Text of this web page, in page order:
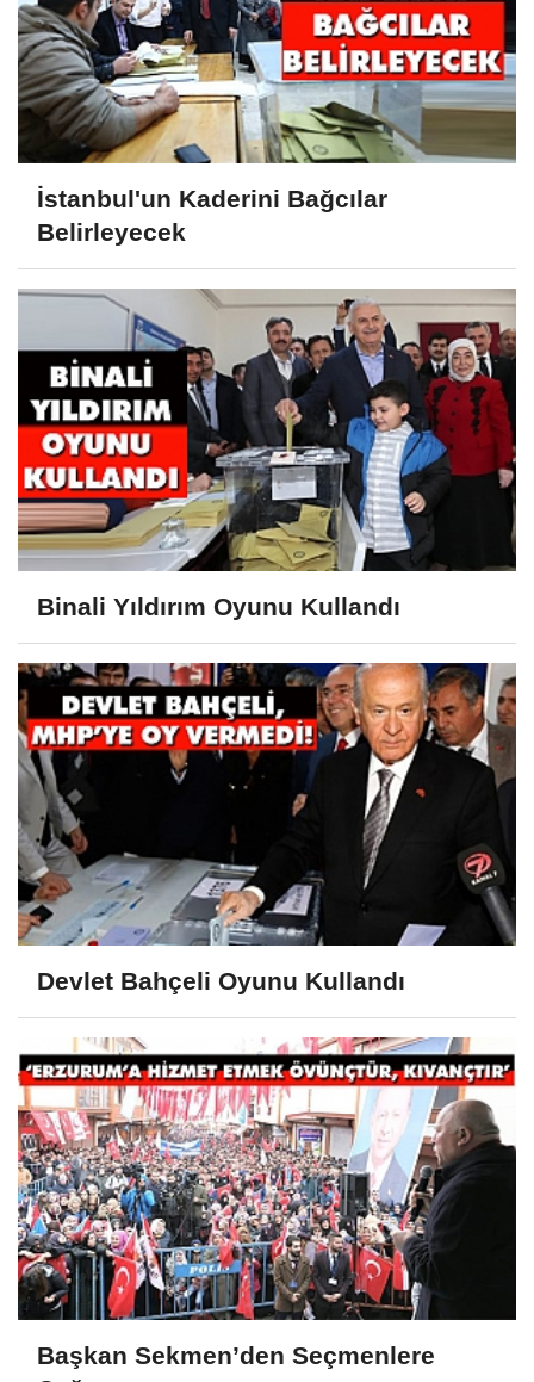
İstanbul'un Kaderini Bağcılar
Belirleyecek
Binali Yıldırım Oyunu Kullandı
Devlet Bahçeli Oyunu Kullandı
Başkan Sekmen’den Seçmenlere